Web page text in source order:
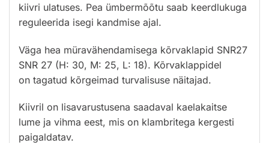
kiivri ulatuses. Pea ümbermõõtu saab keerdlukuga
reguleerida isegi kandmise ajal.
Väga hea müravähendamisega kõrvaklapid SNR27
SNR 27 (H: 30, M: 25, L: 18). Kõrvaklappidel
on tagatud kõrgeimad turvalisuse näitajad.
Kiivril on lisavarustusena saadaval kaelakaitse
lume ja vihma eest, mis on klambritega kergesti
paigaldatav.